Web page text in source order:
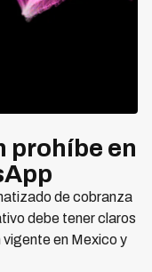
prohíbe en
de cobranza
debe tener claros
vigente en Mexico y